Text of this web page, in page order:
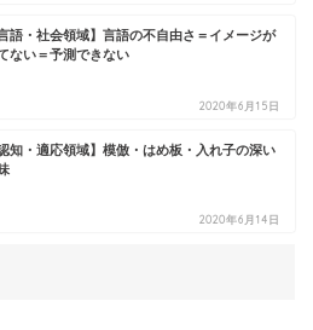
言語・社会領域】言語の不自由さ＝イメージが
ない＝予測できない
2020年6月15日
認知・適応領域】模倣・はめ板・入れ子の深い
2020年6月14日